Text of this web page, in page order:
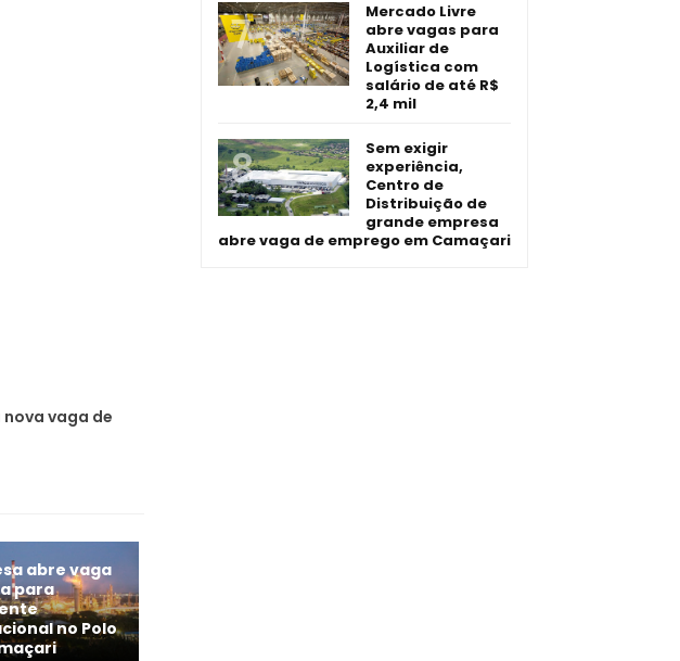
vaga de
abre vaga
para
no Polo
Mercado Livre
abre vagas para
Auxiliar de
Logística com
salário de até R$
2,4 mil
Sem exigir
experiência,
Centro de
Distribuição de
grande empresa
abre vaga de emprego em Camaçari